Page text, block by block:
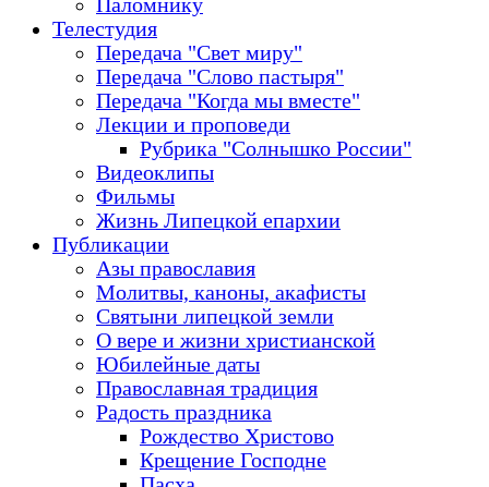
Паломнику
Телестудия
Передача "Свет миру"
Передача "Слово пастыря"
Передача "Когда мы вместе"
Лекции и проповеди
Рубрика "Солнышко России"
Видеоклипы
Фильмы
Жизнь Липецкой епархии
Публикации
Азы православия
Молитвы, каноны, акафисты
Святыни липецкой земли
О вере и жизни христианской
Юбилейные даты
Православная традиция
Радость праздника
Рождество Христово
Крещение Господне